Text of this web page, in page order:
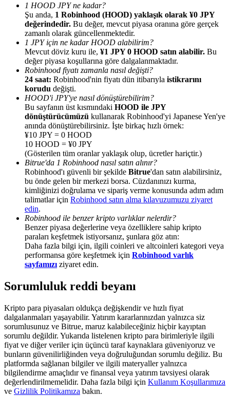
Bitrue İş Ortağı
Kullanıcı başına %65'e kadar komisyon!
Yönlendirme
Arkadaşını davet et, nakit ödüller kazan
BTC Welcome Rewards
BTC Welcome Rewards
Deposit & Trade BTC to Share 25000 USDT prize pool!
Deposit CASHCAT & Win
Share 500000 CASHCAT prize pool
1 HOOD JPY ne kadar?
Şu anda, 1 Robinhood (HOOD) yaklaşık olarak ¥0 JPY
değerindedir. Bu değer, mevcut piyasa oranına göre gerçek
zamanlı olarak güncellenmektedir.
1 JPY için ne kadar HOOD alabilirim?
Mevcut döviz kuru ile, ¥1 JPY 0 HOOD satın alabilir. Bu
değer piyasa koşullarına göre dalgalanmaktadır.
Robinhood fiyatı zamanla nasıl değişti?
24 saat: Robinhood'nin fiyatı dün itibarıyla istikrarını
korudu değişti.
HOOD'i JPY'ye nasıl dönüştürebilirim?
Bu sayfanın üst kısmındaki HOOD ile JPY
dönüştürücümüzü kullanarak Robinhood'yi Japanese Yen'ye
anında dönüştürebilirsiniz. İşte birkaç hızlı örnek:
¥10 JPY = 0 HOOD
10 HOOD = ¥0 JPY
(Gösterilen tüm oranlar yaklaşık olup, ücretler hariçtir.)
Bitrue'da 1 Robinhood nasıl satın alınır?
Robinhood'ı güvenli bir şekilde Bitrue'dan satın alabilirsiniz,
bu önde gelen bir merkezi borsa. Cüzdanınızı kurma,
kimliğinizi doğrulama ve sipariş verme konusunda adım adım
talimatlar için Robinhood satın alma kılavuzumuzu ziyaret
edin.
Robinhood ile benzer kripto varlıklar nelerdir?
Benzer piyasa değerlerine veya özelliklere sahip kripto
paraları keşfetmek istiyorsanız, şunlara göz atın:
Daha fazla bilgi için, ilgili coinleri ve altcoinleri kategori veya
performansa göre keşfetmek için Robinhood varlık
sayfamızı ziyaret edin.
Sorumluluk reddi beyanı
Kripto para piyasaları oldukça değişkendir ve hızlı fiyat
dalgalanmaları yaşayabilir. Yatırım kararlarınızdan yalnızca siz
sorumlusunuz ve Bitrue, maruz kalabileceğiniz hiçbir kayıptan
sorumlu değildir. Yukarıda listelenen kripto para birimleriyle ilgili
fiyat ve diğer veriler için üçüncü taraf kaynaklara güveniyoruz ve
bunların güvenilirliğinden veya doğruluğundan sorumlu değiliz. Bu
platformda sağlanan bilgiler ve ilgili materyaller yalnızca
bilgilendirme amaçlıdır ve finansal veya yatırım tavsiyesi olarak
değerlendirilmemelidir. Daha fazla bilgi için Kullanım Koşullarımıza
ve Gizlilik Politikamıza bakın.